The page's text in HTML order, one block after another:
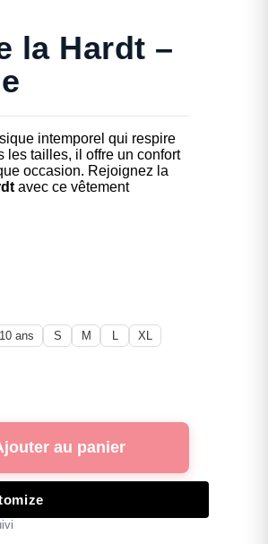
la Hardt –
intemporel qui respire
les tailles, il offre un confort
occasion. Rejoignez la
avec ce vêtement
ans S M L
XL
au panier